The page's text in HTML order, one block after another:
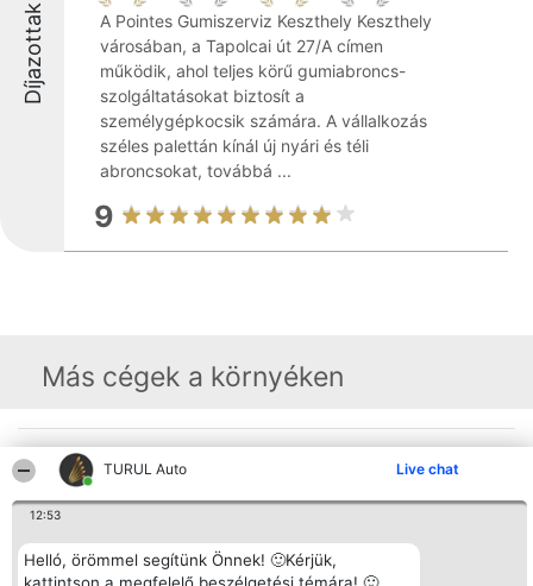
TURUL Auto Live chat
12:53
Helló, örömmel segítünk Önnek! 🙂Kérjük,
Díjazottak
A Pointes Gumiszerviz Keszthely Keszthely
városában, a Tapolcai út 27/A címen
működik, ahol teljes körű gumiabroncs-
szolgáltatásokat biztosít a
személygépkocsik számára. A vállalkozás
széles palettán kínál új nyári és téli
abroncsokat, továbbá ...
9
Más cégek a környéken
Rangsorszervező
SC Beautiful Company S.R.L.
Bulevardul Aleea Timișul De
Sus Nr. 2, Bl. A30, Sc. A, Et.
Bukarest 53-238
Adószám 36737675
tel: +363 033 425 71
díjazottak
Szabályok
Státusz
Polityka
Elérhetőség